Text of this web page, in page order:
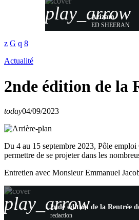
play_arrow
Azizam
ED SHEERAN
Actualité
2nde édition de la
today04/09/2023
Du 4 au 15 septembre 2023, Pôle
permettre de se projeter dans les
Entretien avec Monsieur Emmanuel
play_arrow2nde édition de la Rentrée
redaction